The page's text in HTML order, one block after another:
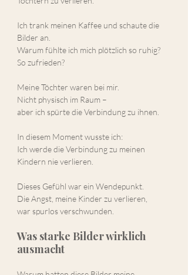
Ich trank meinen Kaffee und schaute die
Bilder an.
Warum fühlte ich mich plötzlich so ruhig?
So zufrieden?
Meine Töchter waren bei mir.
Nicht physisch im Raum –
aber ich spürte die Verbindung zu ihnen.
In diesem Moment wusste ich:
Ich werde die Verbindung zu meinen
Kindern nie verlieren.
Dieses Gefühl war ein Wendepunkt.
Die Angst, meine Kinder zu verlieren,
war spurlos verschwunden.
Was starke Bilder wirklich
ausmacht